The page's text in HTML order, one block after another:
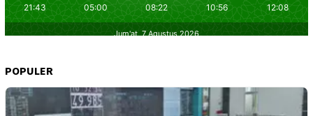
POPULER